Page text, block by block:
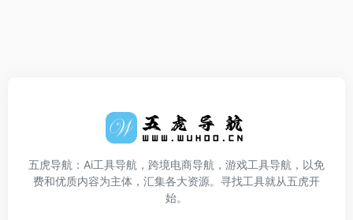
五虎导航：Ai工具导航，跨境电商导航，游戏工具导航，以免
费和优质内容为主体，汇集各大资源。寻找工具就从五虎开
始。